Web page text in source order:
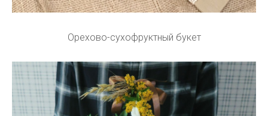
Орехово-сухофруктный букет